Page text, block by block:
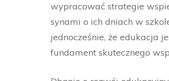
wypracować strategie
synami o ich dniach w
jednocześnie, że edukacja
fundament skutecznego